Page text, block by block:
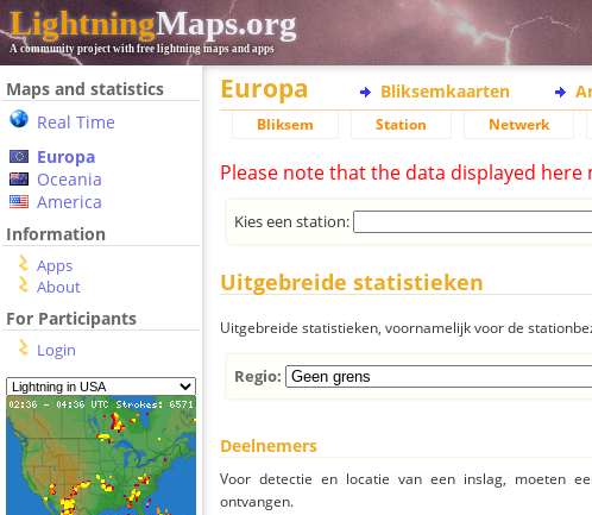
LightningMaps.org
A community project with free lightning maps and apps
Maps and statistics
Real Time
Europa
Oceania
America
Information
Apps
About
For Participants
Login
Europa Bliksemkaarten
Bliksem Station Netwerk
Please note that the data displayed
Kies een station:
Uitgebreide statistieken
Uitgebreide statistieken, voornamelijk voor de
Regio:
Deelnemers
Voor detectie en locatie van een inslag, moeten
ontvangen.